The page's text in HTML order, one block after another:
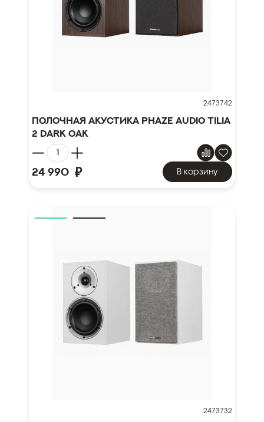
2473742
Полочная акустика Phaze Audio Tilia
2 Dark Oak
24 990 ₽ В корзину
2473732